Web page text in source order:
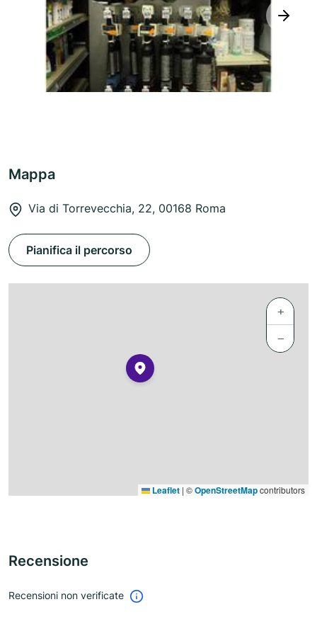
next
Mappa
Via di Torrevecchia, 22, 00168 Roma
Pianifica il percorso
+
−
Leaflet | ©OpenStreetMapcontributors
Recensione
Recensioni non verificate